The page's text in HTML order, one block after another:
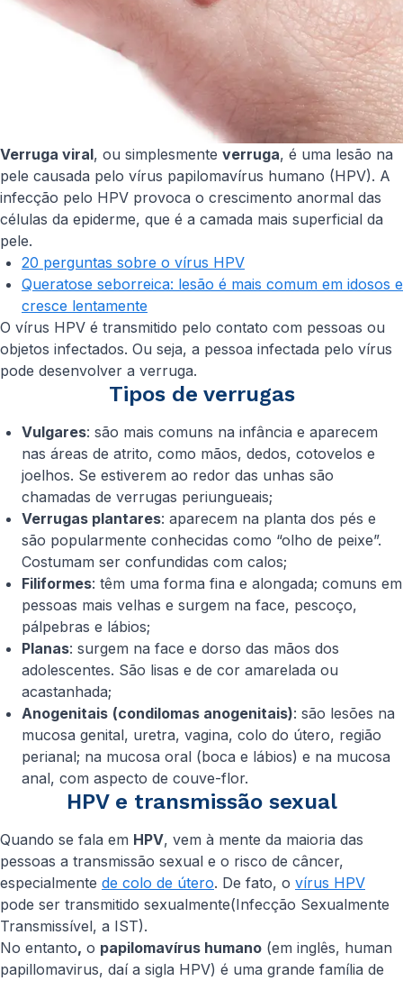
Verruga viral, ou simplesmente verruga, é uma lesão na
pele causada pelo vírus papilomavírus humano (HPV). A
infecção pelo HPV provoca o crescimento anormal das
células da epiderme, que é a camada mais superficial da
pele.
20 perguntas sobre o vírus HPV
Queratose seborreica: lesão é mais comum em idosos e
cresce lentamente
O vírus HPV é transmitido pelo contato com pessoas ou
objetos infectados. Ou seja, a pessoa infectada pelo vírus
pode desenvolver a verruga.
Tipos de verrugas
Vulgares: são mais comuns na infância e aparecem
nas áreas de atrito, como mãos, dedos, cotovelos e
joelhos. Se estiverem ao redor das unhas são
chamadas de verrugas periungueais;
Verrugas plantares: aparecem na planta dos pés e
são popularmente conhecidas como “olho de peixe”.
Costumam ser confundidas com calos;
Filiformes: têm uma forma fina e alongada; comuns em
pessoas mais velhas e surgem na face, pescoço,
pálpebras e lábios;
Planas: surgem na face e dorso das mãos dos
adolescentes. São lisas e de cor amarelada ou
acastanhada;
Anogenitais (condilomas anogenitais): são lesões na
mucosa genital, uretra, vagina, colo do útero, região
perianal; na mucosa oral (boca e lábios) e na mucosa
anal, com aspecto de couve-flor.
HPV e transmissão sexual
Quando se fala em HPV, vem à mente da maioria das
pessoas a transmissão sexual e o risco de câncer,
especialmente de colo de útero. De fato, o vírus HPV
pode ser transmitido sexualmente(Infecção Sexualmente
Transmissível, a IST).
No entanto, o papilomavírus humano (em inglês, human
papillomavirus, daí a sigla HPV) é uma grande família de